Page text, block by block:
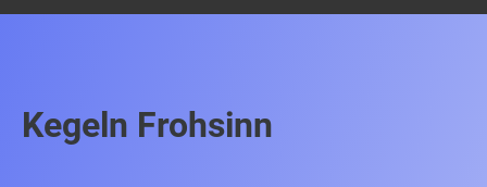
Kegeln Frohsinn